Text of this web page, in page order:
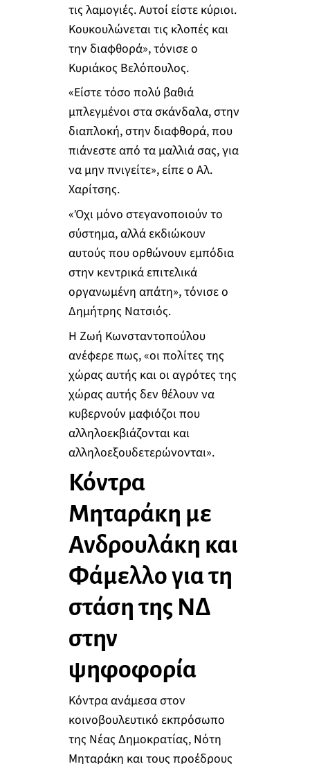
τις λαμογιές. Αυτοί είστε κύριοι.
Κουκουλώνεται τις κλοπές και
την διαφθορά», τόνισε ο
Κυριάκος Βελόπουλος.
«Είστε τόσο πολύ βαθιά
μπλεγμένοι στα σκάνδαλα, στην
διαπλοκή, στην διαφθορά, που
πιάνεστε από τα μαλλιά σας, για
να μην πνιγείτε», είπε ο Αλ.
Χαρίτσης.
«Όχι μόνο στεγανοποιούν το
σύστημα, αλλά εκδιώκουν
αυτούς που ορθώνουν εμπόδια
στην κεντρικά επιτελικά
οργανωμένη απάτη», τόνισε ο
Δημήτρης Νατσιός.
Η Ζωή Κωνσταντοπούλου
ανέφερε πως, «οι πολίτες της
χώρας αυτής και οι αγρότες της
χώρας αυτής δεν θέλουν να
κυβερνούν μαφιόζοι που
αλληλοεκβιάζονται και
αλληλοεξουδετερώνονται».
Κόντρα
Μηταράκη με
Ανδρουλάκη και
Φάμελλο για τη
στάση της ΝΔ
στην
ψηφοφορία
Κόντρα ανάμεσα στον
κοινοβουλευτικό εκπρόσωπο
της Νέας Δημοκρατίας, Νότη
Μηταράκη και τους προέδρους